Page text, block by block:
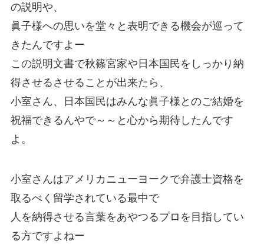
の説明や、
眞子様への思いを堂々と表明できる機会が巡って
きたんですよー
この説明文書で秋篠宮家や日本国民をしっかり納
得させるさせることが出来たら、
小室さん、日本国民はみんな眞子様とのご結婚を
祝福できるんやで～～と心から期待したんです
よ。
小室さんはアメリカニューヨークで弁護士資格を
取るべく留学されている最中で
人を納得させる言葉をあやつるプロを目指してい
る方ですよねー